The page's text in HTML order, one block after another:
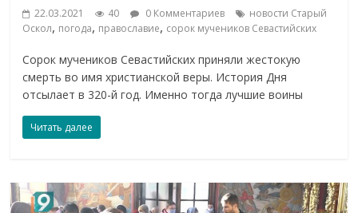
22.03.2021 40 0 Комментариев
новости Старый
Оскол, погода, православие, сорок мучеников Севастийских
Сорок мучеников Севастийских приняли жестокую
смерть во имя христианской веры. История Дня
отсылает в 320-й год. Именно тогда лучшие воины
Читать далее